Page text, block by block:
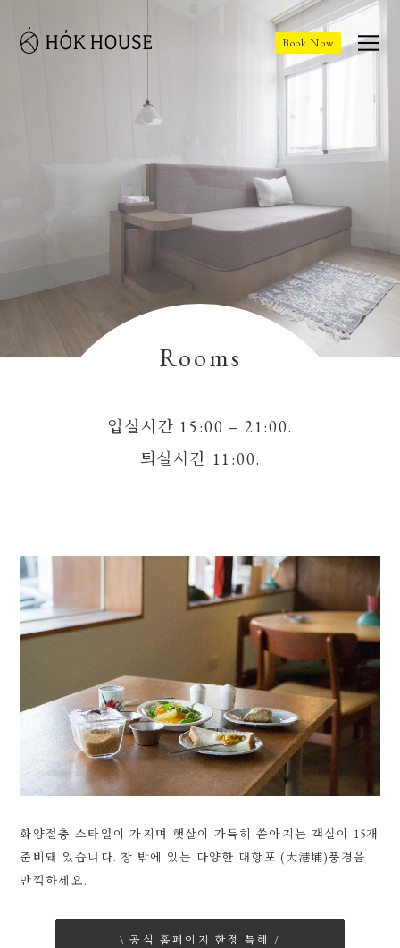
Book Now
Rooms
입실시간 15:00 – 21:00.
퇴실시간 11:00.
화양절충 스타일이 가지며 햇살이 가득히 쏟아지는 객실이 15개
준비돼 있습니다. 창 밖에 있는 다양한 대항포 (大港埔)풍경을
만끽하세요.
\ 공식 홈페이지 한정 특혜 /